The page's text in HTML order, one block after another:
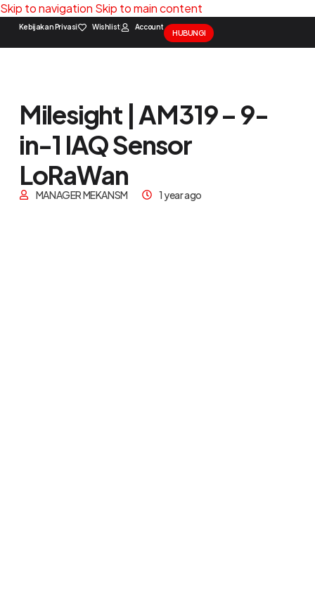
Skip to navigation Skip to main content
Kebijakan Privasi Wishlist Account
HUBUNGI
Milesight | AM319 – 9-
in-1 IAQ Sensor
LoRaWan
MANAGER MEKANSM 1 year ago